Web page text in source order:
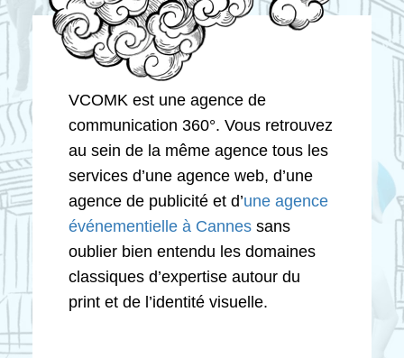
VCOMK est une agence de
communication 360°. Vous retrouvez
au sein de la même agence tous les
services d’une agence web, d’une
agence de publicité et d’une agence
événementielle à Cannes sans
oublier bien entendu les domaines
classiques d’expertise autour du
print et de l’identité visuelle.